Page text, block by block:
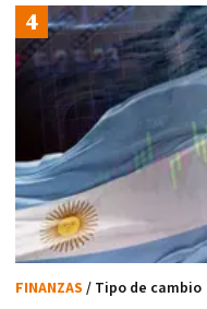
FINANZAS / Tipo de cambio